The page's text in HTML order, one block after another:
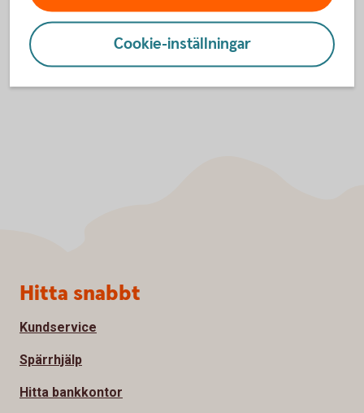
Öppettider:07.00-23.00 alla dagar
Cookie-inställningar
Sidfot
Hitta snabbt
Kundservice
Spärrhjälp
Hitta bankkontor